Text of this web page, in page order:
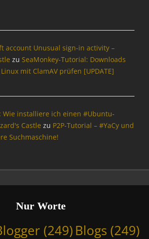
account Unusual sign-in activity –
zu SeaMonkey-Tutorial: Downloads
mit ClamAV prüfen [UPDATE]
Wie installiere ich einen #Ubuntu-
Castle zu P2P-Tutorial – #YaCy und
Suchmaschine!
Nur Worte
(249) Blogs(249)